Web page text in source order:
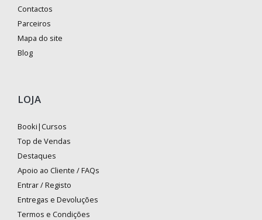
Contactos
Parceiros
Mapa do site
Blog
LOJA
Booki|Cursos
Top de Vendas
Destaques
Apoio ao Cliente / FAQs
Entrar / Registo
Entregas e Devoluções
Termos e Condições